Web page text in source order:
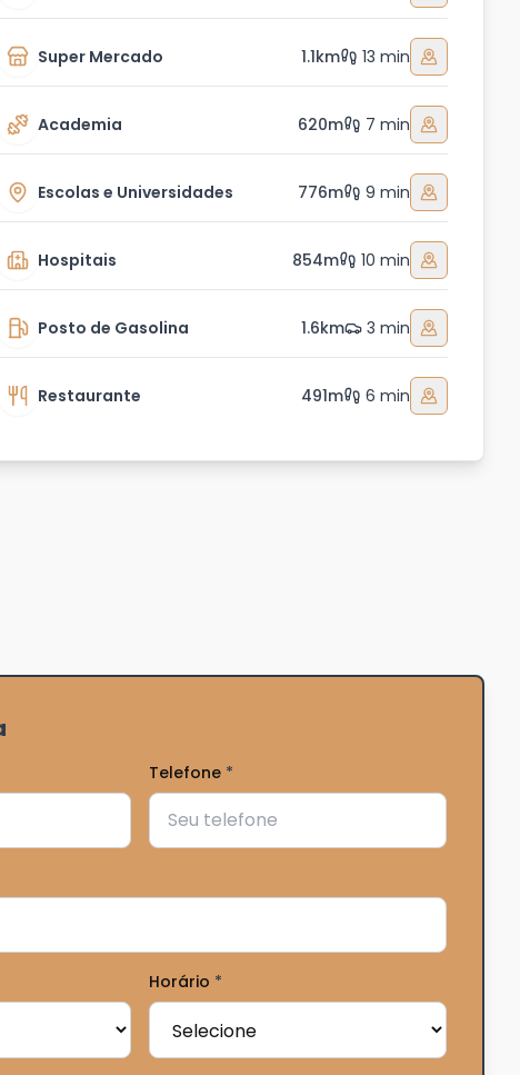
Super Mercado 1.1km 13 min
Academia 620m 7 min
Escolas e Universidades 776m 9 min
Hospitais 854m 10 min
Posto de Gasolina 1.6km 3 min
Restaurante 491m 6 min
Telefone *
Horário *